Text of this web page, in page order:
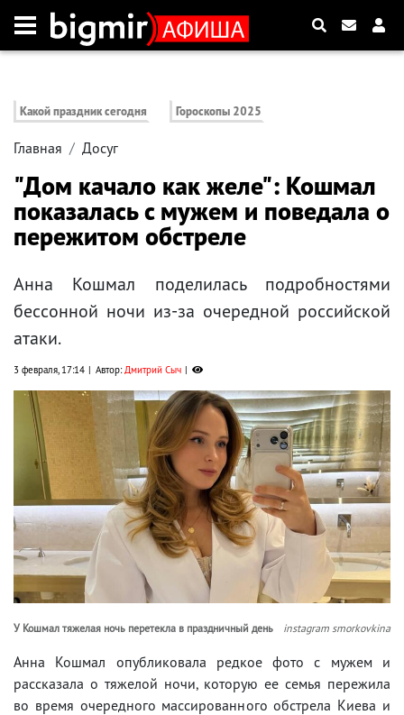
Какой праздник сегодня Гороскопы 2025
Главная Досуг
"Дом качало как желе": Кошмал
показалась с мужем и поведала о
пережитом обстреле
Анна Кошмал поделилась подробностями
бессонной ночи из-за очередной российской
атаки.
3 февраля, 17:14 Автор:Дмитрий Сыч
У Кошмал тяжелая ночь перетекла в праздничный день instagram smorkovkina
Анна Кошмал опубликовала редкое фото с мужем и
рассказала о тяжелой ночи, которую ее семья пережила
во время очередного массированного обстрела Киева и